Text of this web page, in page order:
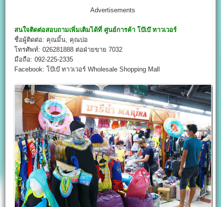
Advertisements
สนใจติดต่อสอบถามเพิ่มเติมได้ที่ ศูนย์การค้า โบ๊เบ๊ ทาวเวอร์
ชื่อผู้ติดต่อ: คุณมิ้น, คุณปอ
โทรศัพท์: 026281888 ต่อฝ่ายขาย 7032
มือถือ: 092-225-2335
Facebook: โบ๊เบ๊ ทาวเวอร์ Wholesale Shopping Mall